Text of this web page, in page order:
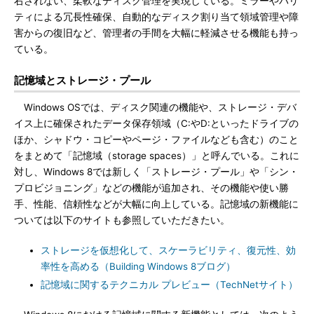
ティによる冗長性確保、自動的なディスク割り当て領域管理や障
害からの復旧など、管理者の手間を大幅に軽減させる機能も持っ
ている。
記憶域とストレージ・プール
Windows OSでは、ディスク関連の機能や、ストレージ・デバ
イス上に確保されたデータ保存領域（C:やD:といったドライブの
ほか、シャドウ・コピーやページ・ファイルなども含む）のこと
をまとめて「記憶域（storage spaces）」と呼んでいる。これに
対し、Windows 8では新しく「ストレージ・プール」や「シン・
プロビジョニング」などの機能が追加され、その機能や使い勝
手、性能、信頼性などが大幅に向上している。記憶域の新機能に
ついては以下のサイトも参照していただきたい。
ストレージを仮想化して、スケーラビリティ、復元性、効
率性を高める（Building Windows 8ブログ）
記憶域に関するテクニカル プレビュー（TechNetサイト）